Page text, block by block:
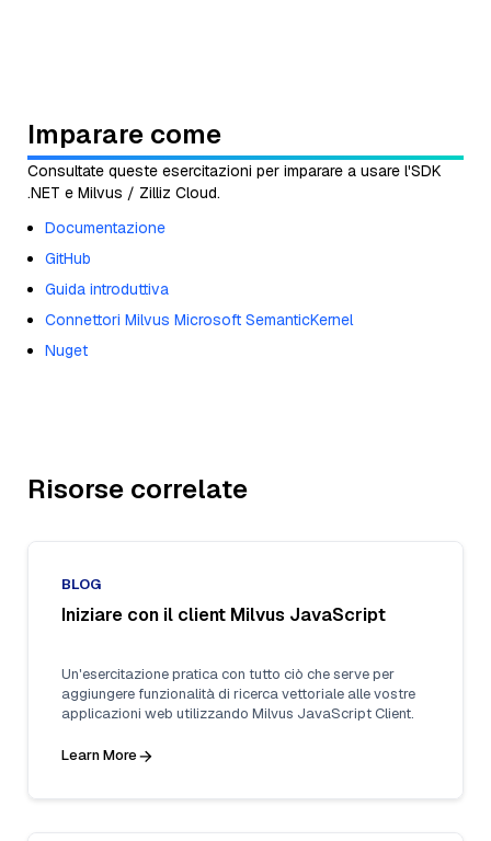
Imparare come
Consultate queste esercitazioni per imparare a usare l'SDK
.NET e Milvus / Zilliz Cloud.
Documentazione
GitHub
Guida introduttiva
Connettori Milvus Microsoft SemanticKernel
Nuget
Risorse correlate
BLOG
Iniziare con il client Milvus JavaScript
Un'esercitazione pratica con tutto ciò che serve per
aggiungere funzionalità di ricerca vettoriale alle vostre
applicazioni web utilizzando Milvus JavaScript Client.
Learn More